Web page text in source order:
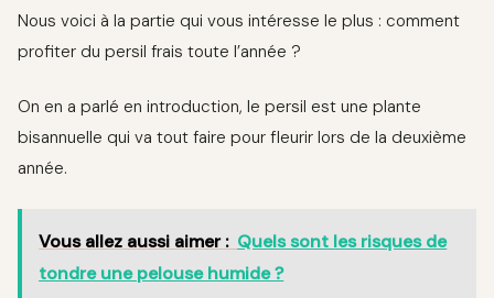
Nous voici à la partie qui vous intéresse le plus : comment
profiter du persil frais toute l’année ?
On en a parlé en introduction, le persil est une plante
bisannuelle qui va tout faire pour fleurir lors de la deuxième
année.
Vous allez aussi aimer : Quels sont les risques de
tondre une pelouse humide ?